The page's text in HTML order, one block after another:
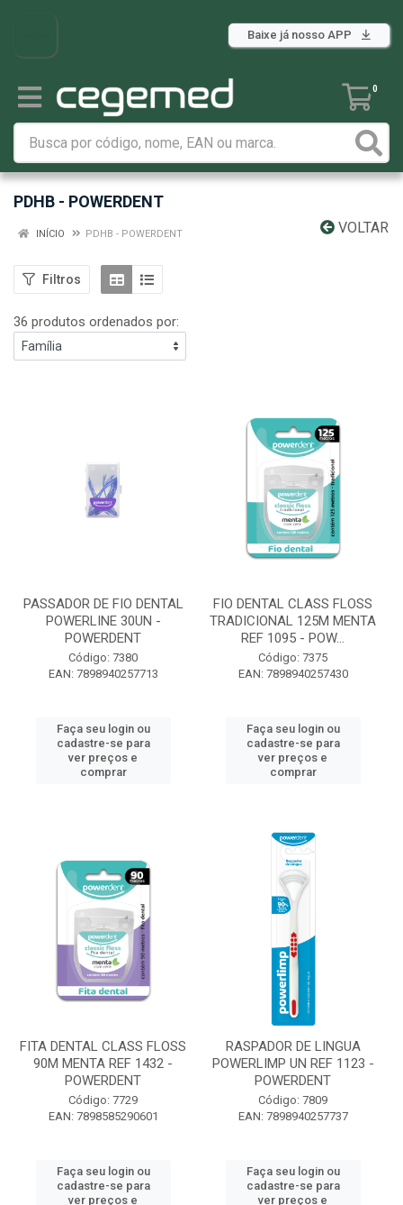
Baixe já nosso APP
0
PDHB - POWERDENT
VOLTAR
INÍCIO PDHB - POWERDENT
Filtros
36 produtos ordenados por:
PASSADOR DE FIO DENTAL
POWERLINE 30UN -
POWERDENT
Código: 7380
EAN: 7898940257713
Faça seu login ou
cadastre-se para
ver preços e
comprar
FIO DENTAL CLASS FLOSS
TRADICIONAL 125M MENTA
REF 1095 - POW...
Código: 7375
EAN: 7898940257430
Faça seu login ou
cadastre-se para
ver preços e
comprar
FITA DENTAL CLASS FLOSS
90M MENTA REF 1432 -
POWERDENT
Código: 7729
EAN: 7898585290601
Faça seu login ou
cadastre-se para
ver preços e
RASPADOR DE LINGUA
POWERLIMP UN REF 1123 -
POWERDENT
Código: 7809
EAN: 7898940257737
Faça seu login ou
cadastre-se para
ver preços e